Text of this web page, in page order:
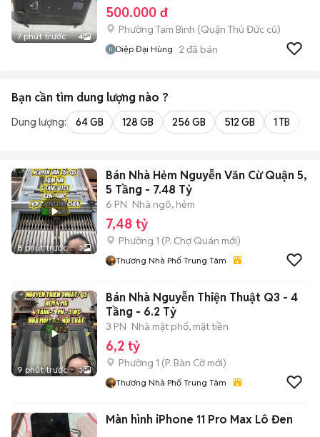
7 phút trước 4
500.000 đ
Phường Tam Bình (Quận Thủ Đức cũ)
Diệp Đại Hùng 2 đã bán
Bạn cần tìm dung lượng nào ?
Dung lượng: 64 GB 128 GB 256 GB 512 GB 1 TB
8 phút trước 3
Bán Nhà Hẻm Nguyễn Văn Cừ Quận 5,
5 Tầng - 7.48 Tỷ
6 PN Nhà ngõ, hẻm
7,48 tỷ
Phường 1 (P. Chợ Quán mới)
Thương Nhà Phố Trung Tâm
9 phút trước 3
Bán Nhà Nguyễn Thiện Thuật Q3 - 4
Tầng - 6.2 Tỷ
3 PN Nhà mặt phố, mặt tiền
6,2 tỷ
Phường 1 (P. Bàn Cờmới)
Thương Nhà Phố Trung Tâm
Màn hình iPhone 11 Pro Max Lô Đen